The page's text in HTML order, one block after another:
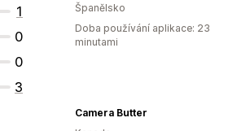
1
0
0
3
Španělsko
Doba používání aplikace: 23
minutami
Camera Butter